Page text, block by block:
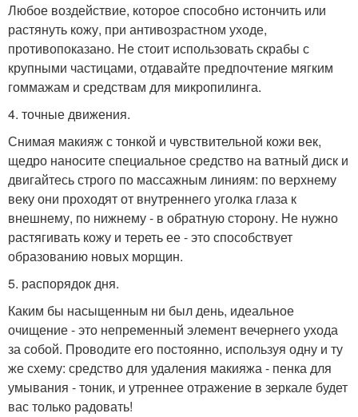
Любое воздействие, которое способно истончить или
растянуть кожу, при антивозрастном уходе,
противопоказано. Не стоит использовать скрабы с
крупными частицами, отдавайте предпочтение мягким
гоммажам и средствам для микропилинга.
4. точные движения.
Снимая макияж с тонкой и чувствительной кожи век,
щедро наносите специальное средство на ватный диск и
двигайтесь строго по массажным линиям: по верхнему
веку они проходят от внутреннего уголка глаза к
внешнему, по нижнему - в обратную сторону. Не нужно
растягивать кожу и тереть ее - это способствует
образованию новых морщин.
5. распорядок дня.
Каким бы насыщенным ни был день, идеальное
очищение - это непременный элемент вечернего ухода
за собой. Проводите его постоянно, используя одну и ту
же схему: средство для удаления макияжа - пенка для
умывания - тоник, и утреннее отражение в зеркале будет
вас только радовать!